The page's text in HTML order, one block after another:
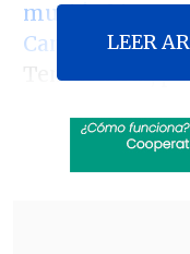
murió el joven
Camilo
Temucuicui,
En
grabaciones,
LEER